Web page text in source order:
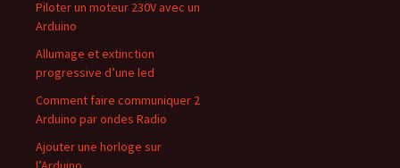
Piloter un moteur 230V avec un
Arduino
Allumage et extinction
progressive d’une led
Comment faire communiquer 2
Arduino par ondes Radio
Ajouter une horloge sur